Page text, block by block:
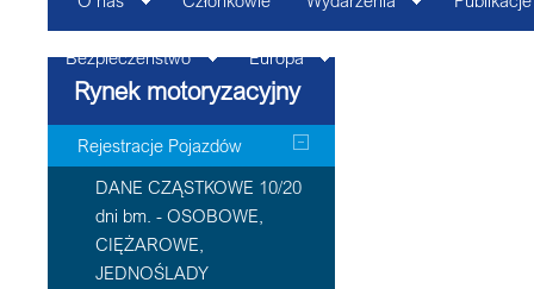
Bezpieczeństwo Europa
Rynek motoryzacyjny
Rejestracje Pojazdów
DANE CZĄSTKOWE 10/20
dni bm. - OSOBOWE,
CIĘŻAROWE,
JEDNOŚLADY